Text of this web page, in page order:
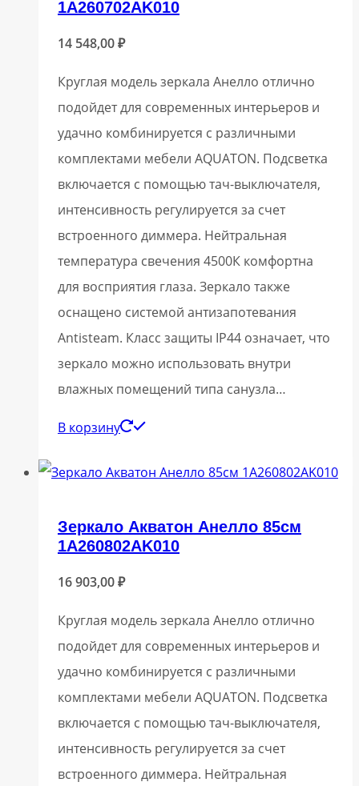
1A260702AK010
14 548,00₽
Круглая модель зеркала Анелло отлично
подойдет для современных интерьеров и
удачно комбинируется с различными
комплектами мебели AQUATON. Подсветка
включается с помощью тач-выключателя,
интенсивность регулируется за счет
встроенного диммера. Нейтральная
температура свечения 4500К комфортна
для восприятия глаза. Зеркало также
оснащено системой антизапотевания
Antisteam. Класс защиты IP44 означает, что
зеркало можно использовать внутри
влажных помещений типа санузла…
В корзину
Зеркало Акватон Анелло 85см
1A260802AK010
16 903,00₽
Круглая модель зеркала Анелло отлично
подойдет для современных интерьеров и
удачно комбинируется с различными
комплектами мебели AQUATON. Подсветка
включается с помощью тач-выключателя,
интенсивность регулируется за счет
встроенного диммера. Нейтральная